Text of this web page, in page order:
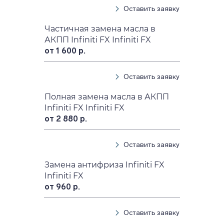
Оставить заявку
Частичная замена масла в
АКПП Infiniti FX Infiniti FX
от 1 600 р.
Оставить заявку
Полная замена масла в АКПП
Infiniti FX Infiniti FX
от 2 880 р.
Оставить заявку
Замена антифриза Infiniti FX
Infiniti FX
от 960 р.
Оставить заявку